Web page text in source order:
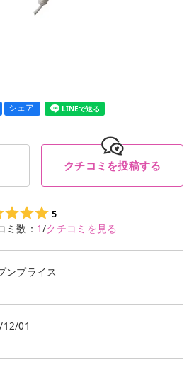
シェア LINEで送る
クチコミを投稿する
5
ミ数： 1/クチコミを見る
ンプライス
01